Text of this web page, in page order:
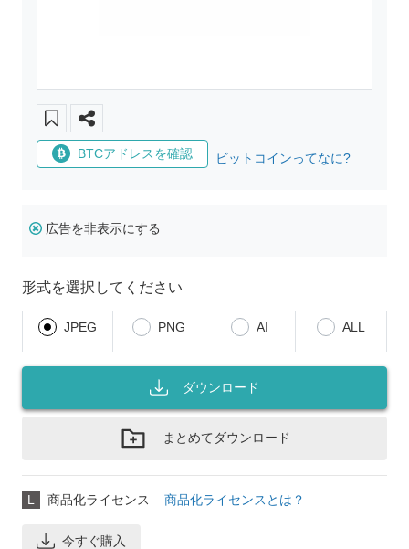
BTCアドレスを確認 ビットコインってなに?
広告を非表示にする
形式を選択してください
JPEG PNG AI ALL
ダウンロード
まとめてダウンロード
L 商品化ライセンス 商品化ライセンスとは？
今すぐ購入